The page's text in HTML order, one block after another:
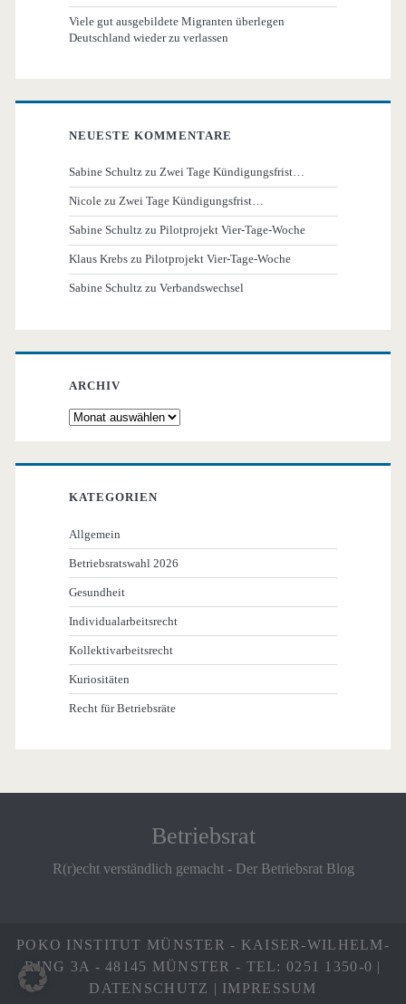
Viele gut ausgebildete Migranten überlegen
Deutschland wieder zu verlassen
NEUESTE KOMMENTARE
Sabine Schultz zuZwei Tage Kündigungsfrist…
Nicole zuZwei Tage Kündigungsfrist…
Sabine Schultz zuPilotprojekt Vier-Tage-Woche
Klaus Krebs zuPilotprojekt Vier-Tage-Woche
Sabine Schultz zuVerbandswechsel
ARCHIV
Archiv
KATEGORIEN
Allgemein
Betriebsratswahl 2026
Gesundheit
Individualarbeitsrecht
Kollektivarbeitsrecht
Kuriositäten
Recht für Betriebsräte
Betriebsrat
R(r)echt verständlich gemacht - Der Betriebsrat Blog
POKO INSTITUT MÜNSTER - KAISER-WILHELM-
RING 3A - 48145 MÜNSTER - TEL: 0251 1350-0 |
DATENSCHUTZ | IMPRESSUM